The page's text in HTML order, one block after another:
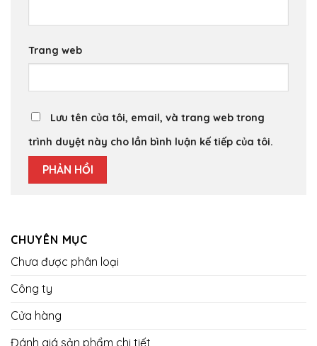
Trang web
Lưu tên của tôi, email, và trang web trong
trình duyệt này cho lần bình luận kế tiếp của tôi.
CHUYÊN MỤC
Chưa được phân loại
Công ty
Cửa hàng
Đánh giá sản phẩm chi tiết